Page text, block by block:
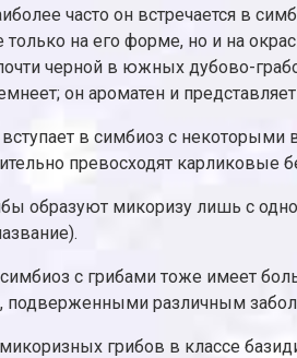
часто он встречается в
только на его форме, но и на
черной в южных дубово-
он ароматен и
в симбиоз с некоторыми
превосходят карликовые
образуют микоризу лишь с
с грибами тоже имеет
подверженными различным
грибов в классе